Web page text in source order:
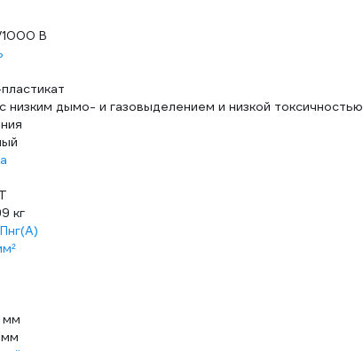
В
низким дымо- и газовыделением и низкой токсичностью
кг
мм